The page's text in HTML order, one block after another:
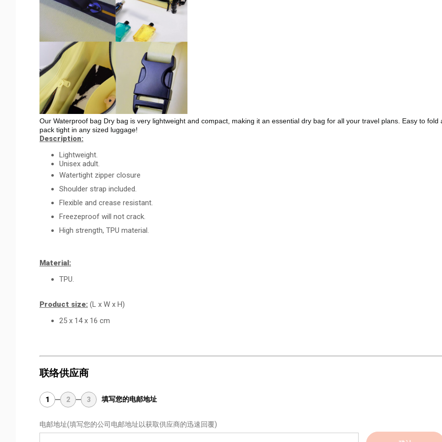
Our Waterproof bag Dry bag is very lightweight and compact, making it an essential dry bag for all your travel plans. Easy to fold
pack tight in any sized luggage!
Description:
Lightweight.
Unisex adult.
Watertight zipper closure
Shoulder strap included.
Flexible and crease resistant.
Freezeproof will not crack.
High strength, TPU material.
Material:
TPU.
Product size: (L x W x H)
25 x 14 x 16 cm
联络供应商
1 2 3 填写您的电邮地址
电邮地址(填写您的公司电邮地址以获取供应商的迅速回覆)